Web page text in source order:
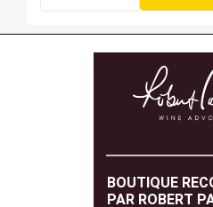
BOUTIQUE
PAR ROBERT